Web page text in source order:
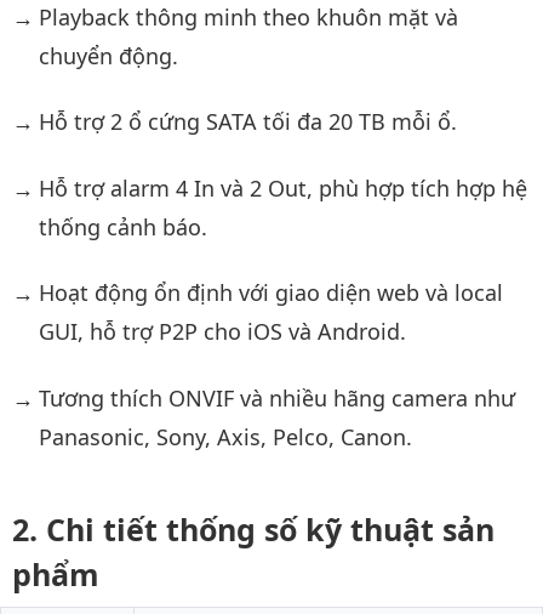
Playback thông minh theo khuôn mặt và
chuyển động.
Hỗ trợ 2 ổ cứng SATA tối đa 20 TB mỗi ổ.
Hỗ trợ alarm 4 In và 2 Out, phù hợp tích hợp hệ
thống cảnh báo.
Hoạt động ổn định với giao diện web và local
GUI, hỗ trợ P2P cho iOS và Android.
Tương thích ONVIF và nhiều hãng camera như
Panasonic, Sony, Axis, Pelco, Canon.
Chi tiết thống số kỹ thuật sản
phẩm